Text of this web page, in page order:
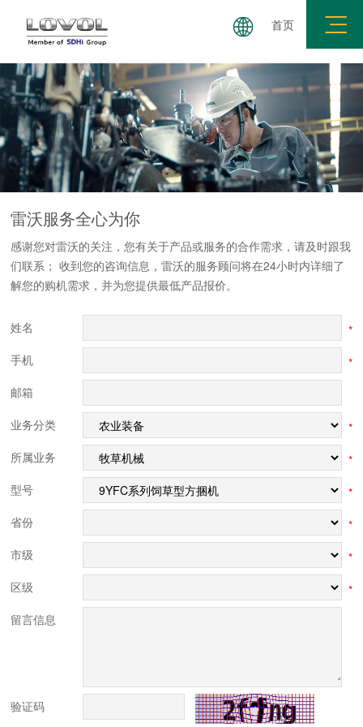
首页
服务品牌 环保信息 配件服务 在线留言
雷沃服务全心为你
感谢您对雷沃的关注，您有关于产品或服务的合作需求，请及时跟我
们联系； 收到您的咨询信息，雷沃的服务顾问将在24小时内详细了
解您的购机需求，并为您提供最低产品报价。
姓名
*
手机
*
邮箱
业务分类
*
所属业务
*
型号
*
省份
*
市级
*
区级
*
留言信息
验证码